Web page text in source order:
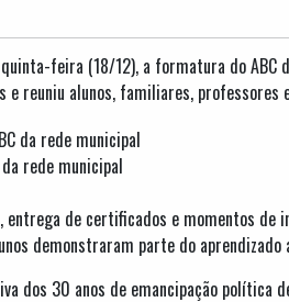
feira (18/12), a formatura do ABC
reuniu alunos, familiares,
rede municipal
de certificados e momentos
demonstraram parte do
dos 30 anos de emancipação política